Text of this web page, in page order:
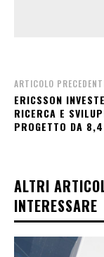
ARTICOLO
ERICSSON
RICERCA E
PROGETTO DA
ALTRI
INTERESSARE